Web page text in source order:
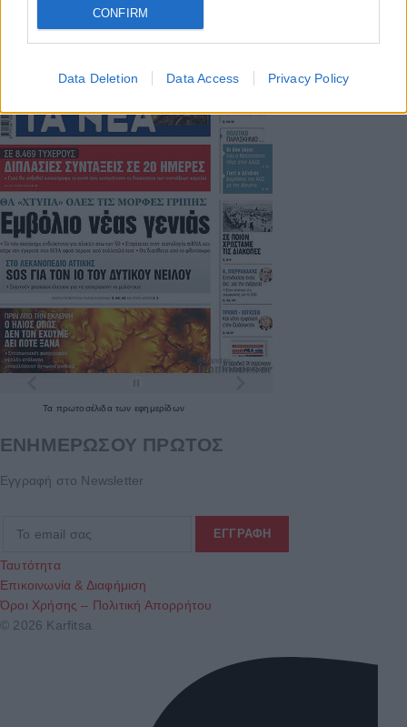
CONFIRM
Data Deletion Data Access Privacy Policy
ΤΑ ΠΡΩΤΟΣΕΛΙΔΑ ΣΗΜΕΡΑ
Τα πρωτοσέλιδατων εφημερίδων
ΕΝΗΜΕΡΩΣΟΥ ΠΡΩΤΟΣ
Εγγραφή στο Newsletter
Ταυτότητα
Επικοινωνία & Διαφήμιση
Όροι Χρήσης – Πολιτική Απορρήτου
© 2026 Karfitsa